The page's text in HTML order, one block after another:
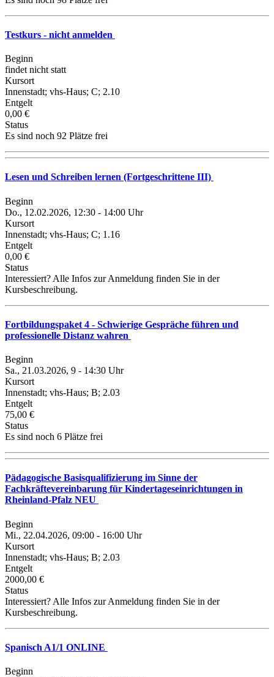
Testkurs - nicht anmelden
Beginn
findet nicht statt
Kursort
Innenstadt; vhs-Haus; C; 2.10
Entgelt
0,00 €
Status
Es sind noch 92 Plätze frei
Lesen und Schreiben lernen (Fortgeschrittene III)
Beginn
Do., 12.02.2026, 12:30 - 14:00 Uhr
Kursort
Innenstadt; vhs-Haus; C; 1.16
Entgelt
0,00 €
Status
Interessiert? Alle Infos zur Anmeldung finden Sie in der
Kursbeschreibung.
Fortbildungspaket 4 - Schwierige Gespräche führen und
professionelle Distanz wahren
Beginn
Sa., 21.03.2026, 9 - 14:30 Uhr
Kursort
Innenstadt; vhs-Haus; B; 2.03
Entgelt
75,00 €
Status
Es sind noch 6 Plätze frei
Pädagogische Basisqualifizierung im Sinne der
Fachkräftevereinbarung für Kindertageseinrichtungen in
Rheinland-Pfalz NEU
Beginn
Mi., 22.04.2026, 09:00 - 16:00 Uhr
Kursort
Innenstadt; vhs-Haus; B; 2.03
Entgelt
2000,00 €
Status
Interessiert? Alle Infos zur Anmeldung finden Sie in der
Kursbeschreibung.
Spanisch A1/1 ONLINE
Beginn